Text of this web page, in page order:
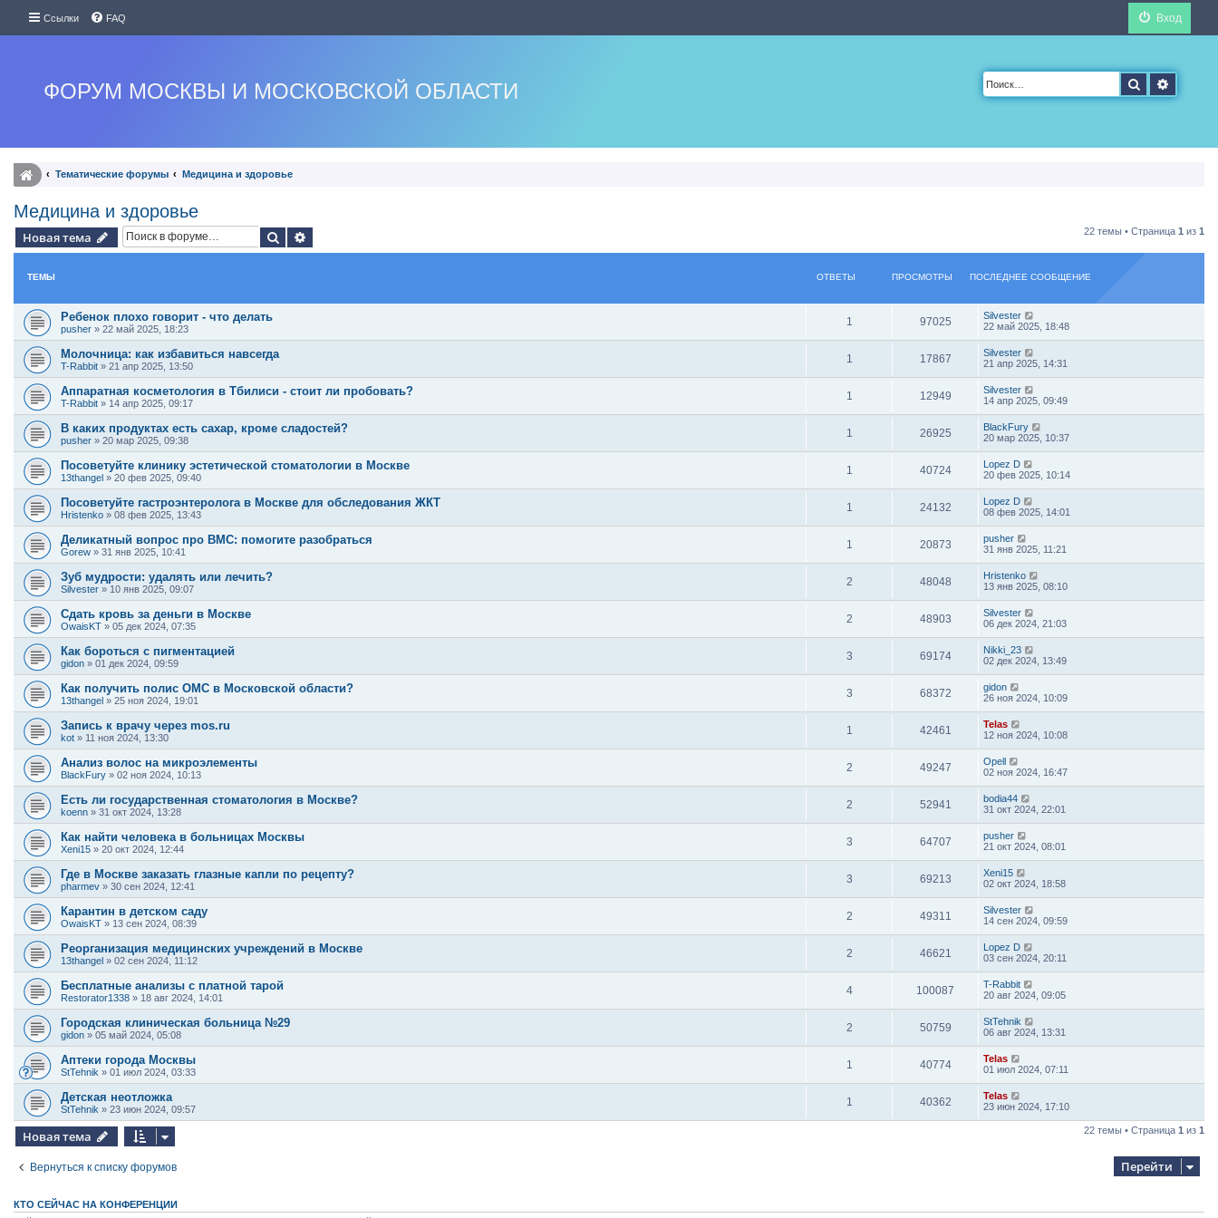
Ссылки FAQ Вход
ФОРУМ МОСКВЫ И МОСКОВСКОЙ ОБЛАСТИ Поиск
Тематические форумы Медицина и здоровье
Медицина и здоровье
Новая тема Поиск 22 темы • Страница 1 из 1
ТЕМЫ ОТВЕТЫ ПРОСМОТРЫ ПОСЛЕДНЕЕ СООБЩЕНИЕ
Ребенок плохо говорит - что делать
pusher » 22 май 2025, 18:23
1 97025
Silvester
22 май 2025, 18:48
Молочница: как избавиться навсегда
T-Rabbit » 21 апр 2025, 13:50
1 17867
Silvester
21 апр 2025, 14:31
Аппаратная косметология в Тбилиси - стоит ли пробовать?
T-Rabbit » 14 апр 2025, 09:17
1 12949
Silvester
14 апр 2025, 09:49
В каких продуктах есть сахар, кроме сладостей?
pusher » 20 мар 2025, 09:38
1 26925
BlackFury
20 мар 2025, 10:37
Посоветуйте клинику эстетической стоматологии в Москве
13thangel » 20 фев 2025, 09:40
1 40724
Lopez D
20 фев 2025, 10:14
Посоветуйте гастроэнтеролога в Москве для обследования ЖКТ
Hristenko » 08 фев 2025, 13:43
1 24132
Lopez D
08 фев 2025, 14:01
Деликатный вопрос про ВМС: помогите разобраться
Gorew » 31 янв 2025, 10:41
1 20873
pusher
31 янв 2025, 11:21
Зуб мудрости: удалять или лечить?
Silvester » 10 янв 2025, 09:07
2 48048
Hristenko
13 янв 2025, 08:10
Сдать кровь за деньги в Москве
OwaisKT » 05 дек 2024, 07:35
2 48903
Silvester
06 дек 2024, 21:03
Как бороться с пигментацией
gidon » 01 дек 2024, 09:59
3 69174
Nikki_23
02 дек 2024, 13:49
Как получить полис ОМС в Московской области?
13thangel » 25 ноя 2024, 19:01
3 68372
gidon
26 ноя 2024, 10:09
Запись к врачу через mos.ru
kot » 11 ноя 2024, 13:30
1 42461
Telas
12 ноя 2024, 10:08
Анализ волос на микроэлементы
BlackFury » 02 ноя 2024, 10:13
2 49247
Opell
02 ноя 2024, 16:47
Есть ли государственная стоматология в Москве?
koenn » 31 окт 2024, 13:28
2 52941
bodia44
31 окт 2024, 22:01
Как найти человека в больницах Москвы
Xeni15 » 20 окт 2024, 12:44
3 64707
pusher
21 окт 2024, 08:01
Где в Москве заказать глазные капли по рецепту?
pharmev » 30 сен 2024, 12:41
3 69213
Xeni15
02 окт 2024, 18:58
Карантин в детском саду
OwaisKT » 13 сен 2024, 08:39
2 49311
Silvester
14 сен 2024, 09:59
Реорганизация медицинских учреждений в Москве
13thangel » 02 сен 2024, 11:12
2 46621
Lopez D
03 сен 2024, 20:11
Бесплатные анализы с платной тарой
Restorator1338 » 18 авг 2024, 14:01
4 100087
T-Rabbit
20 авг 2024, 09:05
Городская клиническая больница №29
gidon » 05 май 2024, 05:08
2 50759
StTehnik
06 авг 2024, 13:31
Аптеки города Москвы
StTehnik » 01 июл 2024, 03:33
1 40774
Telas
01 июл 2024, 07:11
Детская неотложка
StTehnik » 23 июн 2024, 09:57
1 40362
Telas
23 июн 2024, 17:10
Новая тема 22 темы • Страница 1 из 1
Вернуться к списку форумов Перейти
КТО СЕЙЧАС НА КОНФЕРЕНЦИИ